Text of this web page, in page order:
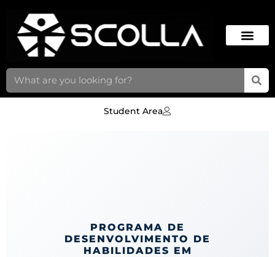
Student Area
PROGRAMA DE
DESENVOLVIMENTO DE
HABILIDADES EM